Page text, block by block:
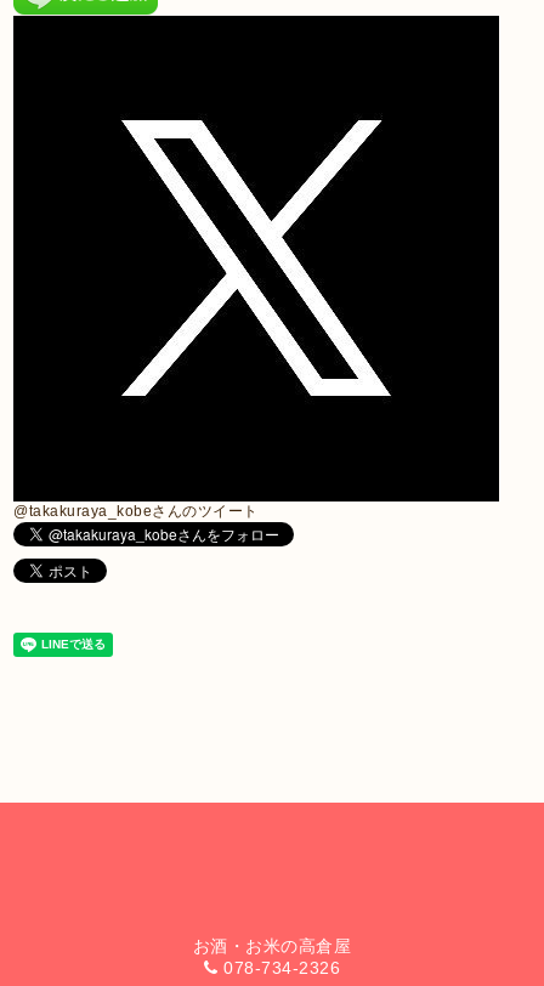
@takakuraya_kobeさんのツイート
お酒・お米の高倉屋
078-734-2326